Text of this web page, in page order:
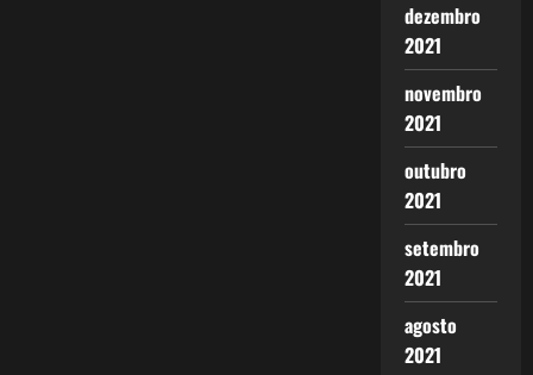
dezembro
2021
novembro
2021
outubro
2021
setembro
2021
agosto
2021